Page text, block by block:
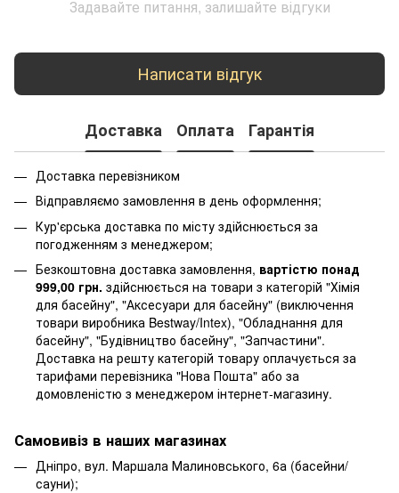
Задавайте питання, залишайте відгуки
Написати відгук
Доставка Оплата Гарантія
Доставка перевізником
Відправляємо замовлення в день оформлення;
Кур'єрська доставка по місту здійснюється за
погодженням з менеджером;
Безкоштовна доставка замовлення, вартістю понад
999,00 грн. здійснюється на товари з категорій "Хімія
для басейну", "Аксесуари для басейну" (виключення
товари виробника Bestway/Intex), "Обладнання для
басейну", "Будівництво басейну", "Запчастини".
Доставка на решту категорій товару оплачується за
тарифами перевізника "Нова Пошта" або за
домовленістю з менеджером інтернет-магазину.
Самовивіз в наших магазинах
Дніпро, вул. Маршала Малиновського, 6а (басейни/
сауни);